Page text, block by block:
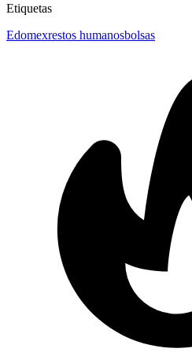
Etiquetas
Edomexrestos humanosbolsas